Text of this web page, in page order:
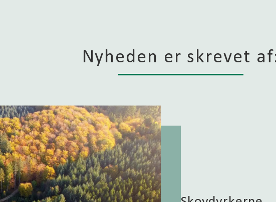
Nyheden er skrevet